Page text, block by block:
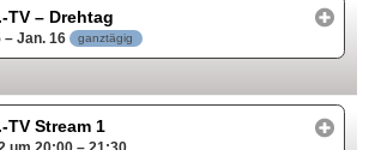
TV – Drehtag
– Jan. 16 ganztägig
TV Stream 1